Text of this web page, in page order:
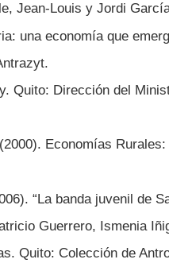
Jean-Louis y Jordi
una economía que
Quito: Dirección del
Economías
“La banda juvenil de
Guerrero, Ismenia
Quito: Colección de